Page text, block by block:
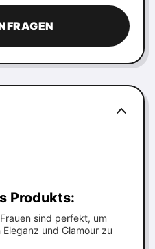
Produkts:
sind perfekt, um
und Glamour zu